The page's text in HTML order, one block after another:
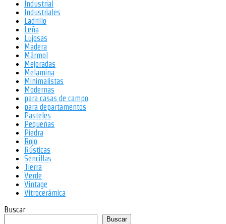
Industrial
Industriales
Ladrillo
Leña
Lujosas
Madera
Mármol
Mejoradas
Melamina
Minimalistas
Modernas
para casas de campo
para departamentos
Pasteles
Pequeñas
Piedra
Rojo
Rústicas
Sencillas
Tierra
Verde
Vintage
Vitrocerámica
Buscar
Buscar